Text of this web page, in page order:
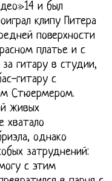
и был
клипу Питера
поверхности
платье и с
гитару в студии,
гитару с
Стюермером.
живых
хватало
однако
затруднений:
с этим